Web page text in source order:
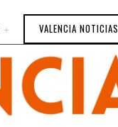
VALENCIA NOTICIAS